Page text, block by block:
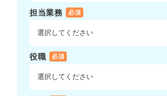
担当業務 必須
役職 必須